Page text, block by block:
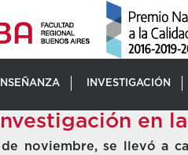
INVESTIGACIÓN
en
de noviembre, se llevó a